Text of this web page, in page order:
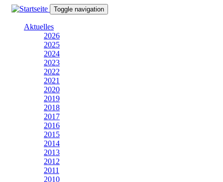
Direkt
Toggle navigation
Aktuelles
2026
2025
2024
2023
2022
2021
2020
2019
2018
2017
2016
2015
2014
2013
2012
2011
2010